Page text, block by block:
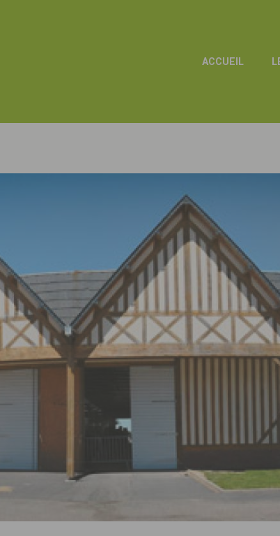
ACCUEIL